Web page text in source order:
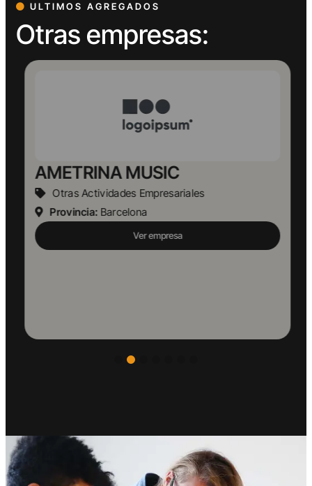
ULTIMOS AGREGADOS
Otras empresas:
AMETRINA MUSIC
Otras Actividades Empresariales
Provincia: Barcelona
Ver empresa